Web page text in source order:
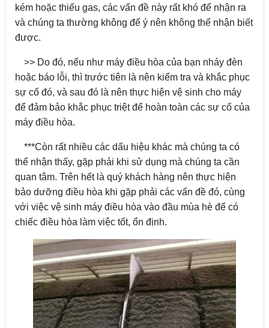
kém hoặc thiếu gas, các vấn đề này rất khó để nhận ra
và chúng ta thường không để ý nên không thể nhận biết
được.
>> Do đó, nếu như máy điều hòa của bạn nháy đèn
hoặc báo lỗi, thì trước tiên là nên kiểm tra và khắc phục
sự cố đó, và sau đó là nên thực hiện vệ sinh cho máy
để đảm bảo khắc phục triệt để hoàn toàn các sự cố của
máy điều hòa.
***Còn rất nhiều các dấu hiệu khác mà chúng ta có
thể nhận thấy, gặp phải khi sử dụng mà chúng ta cần
quan tâm. Trên hết là quý khách hàng nên thực hiện
bảo dưỡng điều hòa khi gặp phải các vấn đề đó, cùng
với việc vệ sinh máy điều hòa vào đầu mùa hè để có
chiếc điều hòa làm việc tốt, ổn định.